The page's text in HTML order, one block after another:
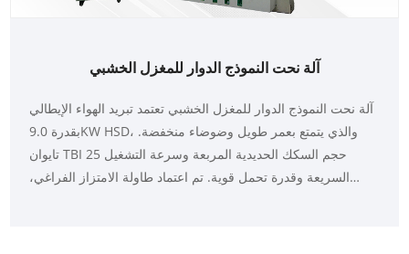
آلة نحت النموذج الدوار للمغزل الخشبي
آلة نحت النموذج الدوار للمغزل الخشبي تعتمد تبريد الهواء الإيطالي
بقدرة 9.0KW HSD، والذي يتمتع بعمر طويل وضوضاء منخفضة.
تايوان TBI 25 حجم السكك الحديدية المربعة وسرعة التشغيل
السريعة وقدرة تحمل قوية. تم اعتماد طاولة الامتزاز الفراغي،